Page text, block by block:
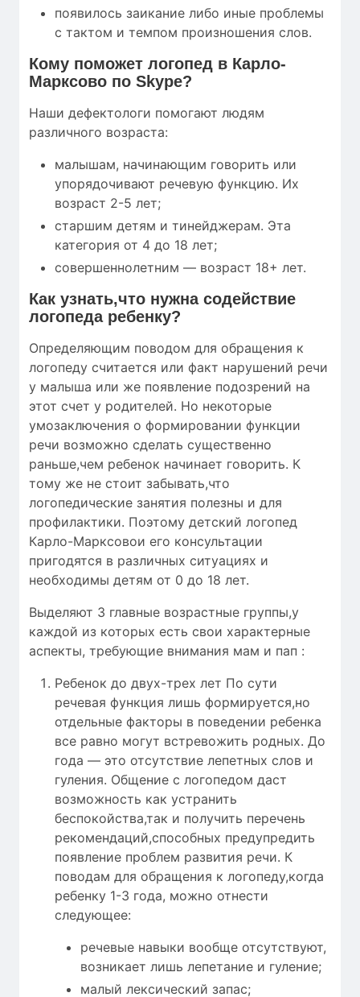
появилось заикание либо иные проблемы
с тактом и темпом произношения слов.
Кому поможет логопед в Карло-
Марксово по Skype?
Наши дефектологи помогают людям
различного возраста:
малышам, начинающим говорить или
упорядочивают речевую функцию. Их
возраст 2-5 лет;
старшим детям и тинейджерам. Эта
категория от 4 до 18 лет;
совершеннолетним — возраст 18+ лет.
Как узнать,что нужна содействие
логопеда ребенку?
Определяющим поводом для обращения к
логопеду считается или факт нарушений речи
у малыша или же появление подозрений на
этот счет у родителей. Но некоторые
умозаключения о формировании функции
речи возможно сделать существенно
раньше,чем ребенок начинает говорить. К
тому же не стоит забывать,что
логопедические занятия полезны и для
профилактики. Поэтому детский логопед
Карло-Марксовои его консультации
пригодятся в различных ситуациях и
необходимы детям от 0 до 18 лет.
Выделяют 3 главные возрастные группы,у
каждой из которых есть свои характерные
аспекты, требующие внимания мам и пап :
Ребенок до двух-трех лет По сути
речевая функция лишь формируется,но
отдельные факторы в поведении ребенка
все равно могут встревожить родных. До
года — это отсутствие лепетных слов и
гуления. Общение с логопедом даст
возможность как устранить
беспокойства,так и получить перечень
рекомендаций,способных предупредить
появление проблем развития речи. К
поводам для обращения к логопеду,когда
ребенку 1-3 года, можно отнести
следующее:
речевые навыки вообще отсутствуют,
возникает лишь лепетание и гуление;
малый лексический запас;